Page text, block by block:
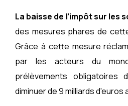
La baisse de l’impôt sur les
des mesures phares de
Grâce à cette mesure
par les acteurs du
prélèvements obligatoires
diminuer de 9 milliards d'euros